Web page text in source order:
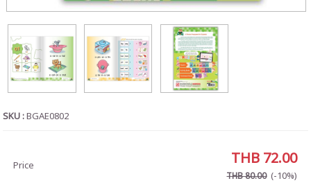
SKU :BGAE0802
Price THB 72.00
THB 80.00 (-10%)